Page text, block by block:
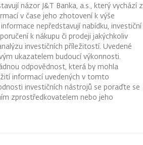
názor J&T Banka, a.s., který vychází z
v čase jeho zhotovení k výše
nepředstavují nabídku, investiční
k nákupu či prodeji jakýchkoliv
investičních příležitostí. Uvedené
ukazatelem budoucí výkonnosti.
odpovědnost, která by mohla
informací uvedených v tomto
investičních nástrojů se poraďte se
zprostředkovatelem nebo jeho